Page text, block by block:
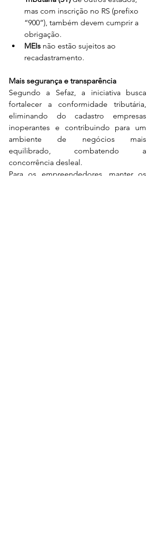
mas com inscrição no RS (prefixo
“900”), também devem cumprir a
obrigação.
MEIs não estão sujeitos ao
recadastramento.
Mais segurança e transparência
Segundo a Sefaz, a iniciativa busca
fortalecer a conformidade tributária,
eliminando do cadastro empresas
inoperantes e contribuindo para um
ambiente de negócios mais
equilibrado, combatendo a
concorrência desleal.
Para os empreendedores, manter os